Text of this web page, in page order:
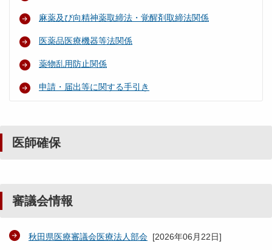
麻薬及び向精神薬取締法・覚醒剤取締法関係
医薬品医療機器等法関係
薬物乱用防止関係
申請・届出等に関する手引き
医師確保
審議会情報
秋田県医療審議会医療法人部会 [2026年06月22日]